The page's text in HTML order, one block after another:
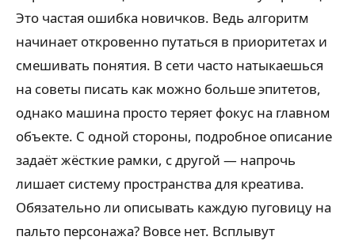
Это частая ошибка новичков. Ведь алгоритм
начинает откровенно путаться в приоритетах и
смешивать понятия. В сети часто натыкаешься
на советы писать как можно больше эпитетов,
однако машина просто теряет фокус на главном
объекте. С одной стороны, подробное описание
задаёт жёсткие рамки, с другой — напрочь
лишает систему пространства для креатива.
Обязательно ли описывать каждую пуговицу на
пальто персонажа? Вовсе нет. Всплывут